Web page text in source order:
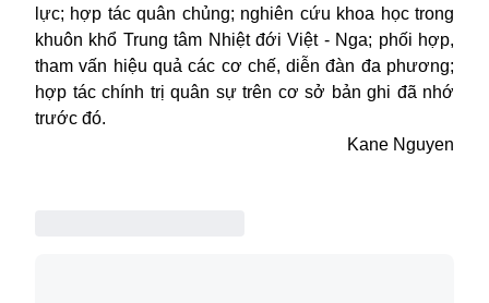
lực; hợp tác quân chủng; nghiên cứu khoa học trong
khuôn khổ Trung tâm Nhiệt đới Việt - Nga; phối hợp,
tham vấn hiệu quả các cơ chế, diễn đàn đa phương;
hợp tác chính trị quân sự trên cơ sở bản ghi đã nhớ
trước đó.
Kane Nguyen